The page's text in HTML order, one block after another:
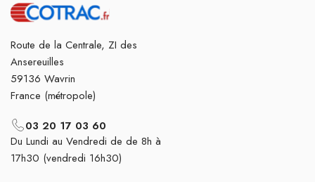
Route de la Centrale, ZI des
Ansereuilles
59136 Wavrin
France (métropole)
03 20 17 03 60
Du Lundi au Vendredi de de 8h à
17h30 (vendredi 16h30)